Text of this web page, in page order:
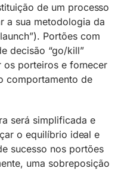
de um processo
a sua metodologia da
Portões com
decisão “go/kill”
porteiros e fornecer
comportamento de
será simplificada e
o equilíbrio ideal e
sucesso nos portões
uma sobreposição